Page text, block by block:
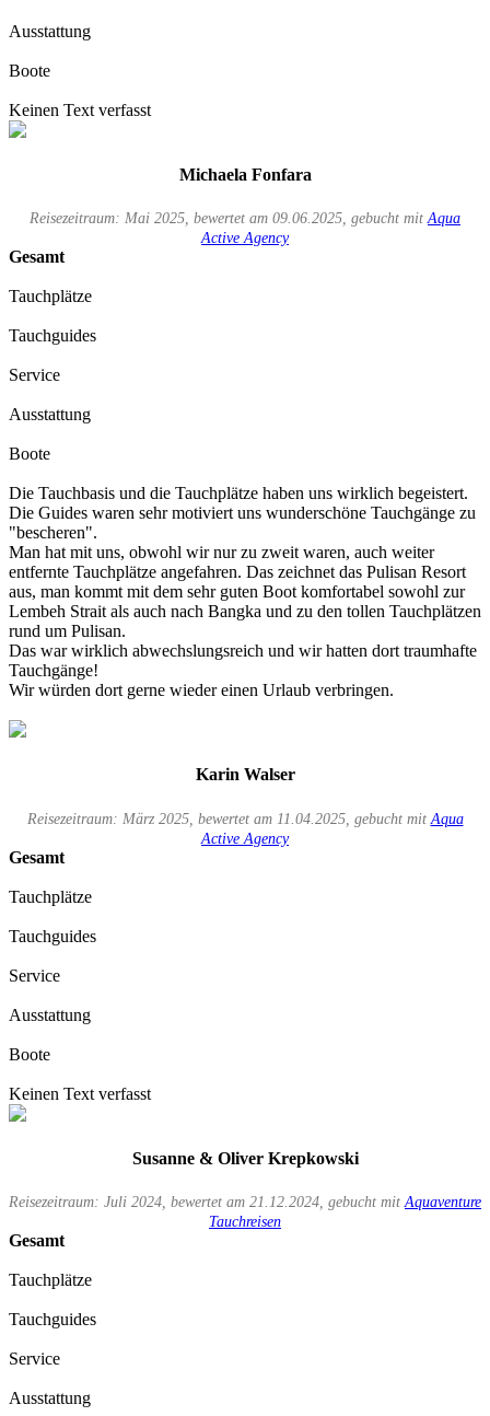
Ausstattung
Boote
Keinen Text verfasst
Michaela Fonfara
Reisezeitraum: Mai 2025, bewertet am 09.06.2025, gebucht mit Aqua
Active Agency
Gesamt
Tauchplätze
Tauchguides
Service
Ausstattung
Boote
Die Tauchbasis und die Tauchplätze haben uns wirklich begeistert.
Die Guides waren sehr motiviert uns wunderschöne Tauchgänge zu
"bescheren".
Man hat mit uns, obwohl wir nur zu zweit waren, auch weiter
entfernte Tauchplätze angefahren. Das zeichnet das Pulisan Resort
aus, man kommt mit dem sehr guten Boot komfortabel sowohl zur
Lembeh Strait als auch nach Bangka und zu den tollen Tauchplätzen
rund um Pulisan.
Das war wirklich abwechslungsreich und wir hatten dort traumhafte
Tauchgänge!
Wir würden dort gerne wieder einen Urlaub verbringen.
Karin Walser
Reisezeitraum: März 2025, bewertet am 11.04.2025, gebucht mit Aqua
Active Agency
Gesamt
Tauchplätze
Tauchguides
Service
Ausstattung
Boote
Keinen Text verfasst
Susanne & Oliver Krepkowski
Reisezeitraum: Juli 2024, bewertet am 21.12.2024, gebucht mit Aquaventure
Tauchreisen
Gesamt
Tauchplätze
Tauchguides
Service
Ausstattung